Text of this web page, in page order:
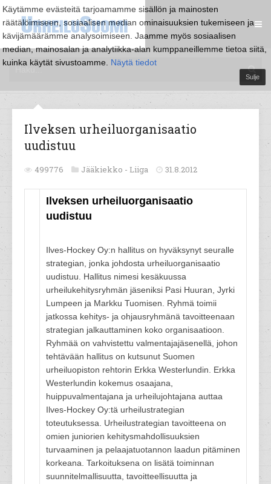
Käytämme evästeitä tarjoamamme sisällön ja mainosten
räätälöimiseen, sosiaalisen median ominaisuuksien tukemiseen ja
kävijämäärämme analysoimiseen. Jaamme myös sosiaalisen
median, mainosalan ja analytiikka-alan kumppaneillemme tietoa siitä,
kuinka käytät sivustoamme. Näytä tiedot
Sulje
Ilveksen urheiluorganisaatio
uudistuu
499776 Jääkiekko - Liiga 31.8.2012
Ilveksen urheiluorganisaatio
uudistuu
Ilves-Hockey Oy:n hallitus on hyväksynyt seuralle
strategian, jonka johdosta urheiluorganisaatio
uudistuu. Hallitus nimesi kesäkuussa
urheilukehitysryhmän jäseniksi Pasi Huuran, Jyrki
Lumpeen ja Markku Tuomisen. Ryhmä toimii
jatkossa kehitys- ja ohjausryhmänä tavoitteenaan
strategian jalkauttaminen koko organisaatioon.
Ryhmää on vahvistettu valmentajajäsenellä, johon
tehtävään hallitus on kutsunut Suomen
urheiluopiston rehtorin Erkka Westerlundin. Erkka
Westerlundin kokemus osaajana,
huippuvalmentajana ja urheilujohtajana auttaa
Ilves-Hockey Oy:tä urheilustrategian
toteutuksessa. Urheilustrategian tavoitteena on
omien juniorien kehitysmahdollisuuksien
turvaaminen ja pelaajatuotannon laadun pitäminen
korkeana. Tarkoituksena on lisätä toiminnan
suunnitelmallisuutta, tavoitteellisuutta ja